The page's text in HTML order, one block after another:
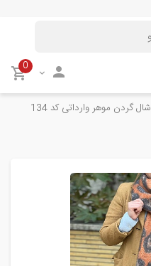
0
شال گردن موهر وارداتی کد 134